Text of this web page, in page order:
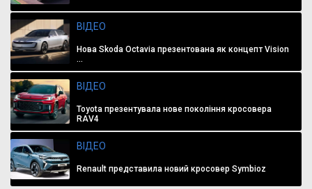
ВІДЕО
Нова Skoda Octavia презентована як концепт Vision
...
ВІДЕО
Toyota презентувала нове покоління кросовера
RAV4
ВІДЕО
Renault представила новий кросовер Symbioz